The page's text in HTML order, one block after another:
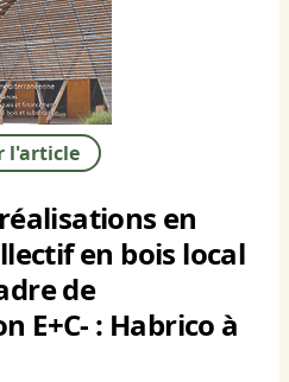
l'article
en
en bois local
de
E+C- : Habrico à